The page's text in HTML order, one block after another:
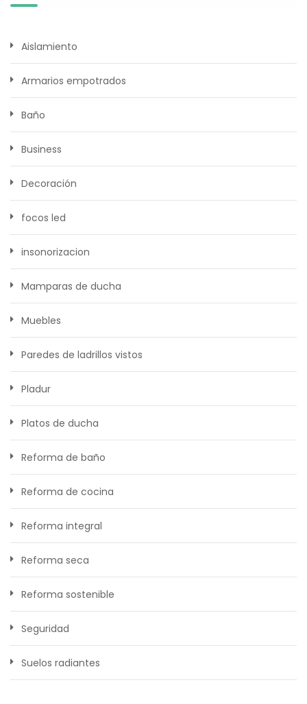
Aislamiento
Armarios empotrados
Baño
Business
Decoración
focos led
insonorizacion
Mamparas de ducha
Muebles
Paredes de ladrillos vistos
Pladur
Platos de ducha
Reforma de baño
Reforma de cocina
Reforma integral
Reforma seca
Reforma sostenible
Seguridad
Suelos radiantes